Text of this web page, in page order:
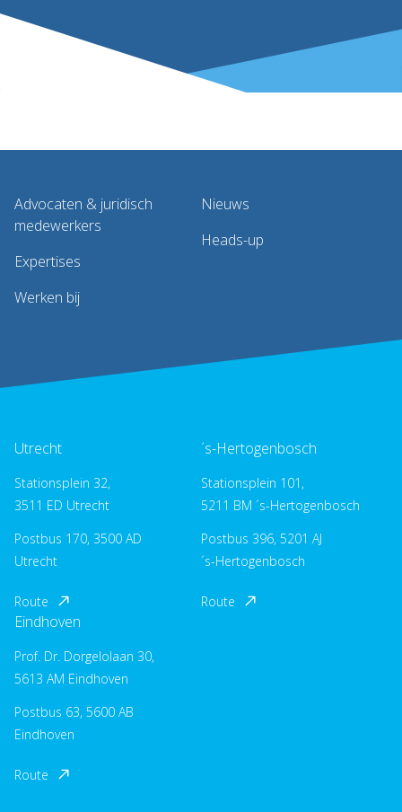
Advocaten & juridisch
medewerkers
Expertises
Werken bij
Nieuws
Heads-up
Utrecht
Stationsplein 32,
3511 ED Utrecht
Postbus 170, 3500 AD
Utrecht
Route
´s-Hertogenbosch
Stationsplein 101,
5211 BM ´s-Hertogenbosch
Postbus 396, 5201 AJ
´s-Hertogenbosch
Route
Eindhoven
Prof. Dr. Dorgelolaan 30,
5613 AM Eindhoven
Postbus 63, 5600 AB
Eindhoven
Route